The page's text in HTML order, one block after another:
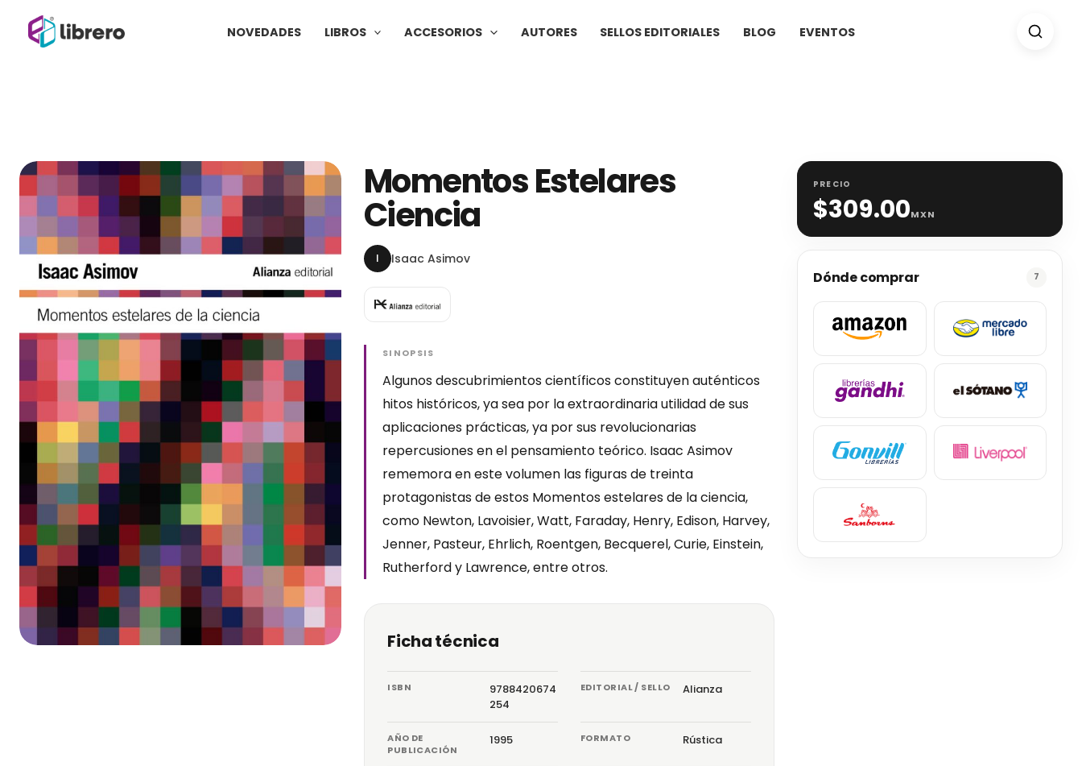
NOVEDADES LIBROS ACCESORIOS AUTORES SELLOS EDITORIALES BLOG EVENTOS
Momentos Estelares
Ciencia
I Isaac Asimov
SINOPSIS
Algunos descubrimientos científicos constituyen auténticos
hitos históricos, ya sea por la extraordinaria utilidad de sus
aplicaciones prácticas, ya por sus revolucionarias
repercusiones en el pensamiento teórico. Isaac Asimov
rememora en este volumen las figuras de treinta
protagonistas de estos Momentos estelares de la ciencia,
como Newton, Lavoisier, Watt, Faraday, Henry, Edison, Harvey,
Jenner, Pasteur, Ehrlich, Roentgen, Becquerel, Curie, Einstein,
Rutherford y Lawrence, entre otros.
Ficha técnica
ISBN
9788420674
254
EDITORIAL / SELLO Alianza
AÑO DE
PUBLICACIÓN
1995 FORMATO Rústica
PRECIO
$309.00MXN
Dónde comprar 7